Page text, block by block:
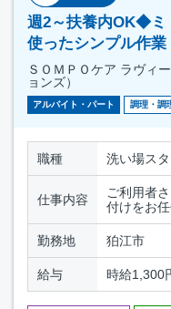
週2～扶養内OK◆ミ
使ったシンプル作
ＳＯＭＰＯケア ラヴィ
ョンズ）
アルバイト・パート 調理・調
職種 洗い場ス
仕事内容
ご利用者
付けをお任
勤務地 狛江市
給与 時給1,300